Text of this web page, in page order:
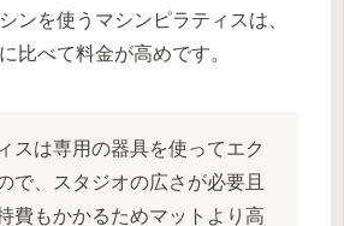
ンを使うマシンピラティスは、
比べて料金が高めです。
スは専用の器具を使ってエク
で、スタジオの広さが必要且
費もかかるためマットより高